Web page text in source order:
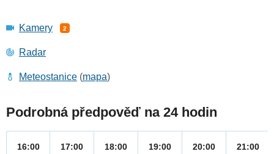
Kamery 2
Radar
Meteostanice (mapa)
Podrobná předpověď na 24 hodin
16:00 17:00 18:00 19:00 20:00 21:00